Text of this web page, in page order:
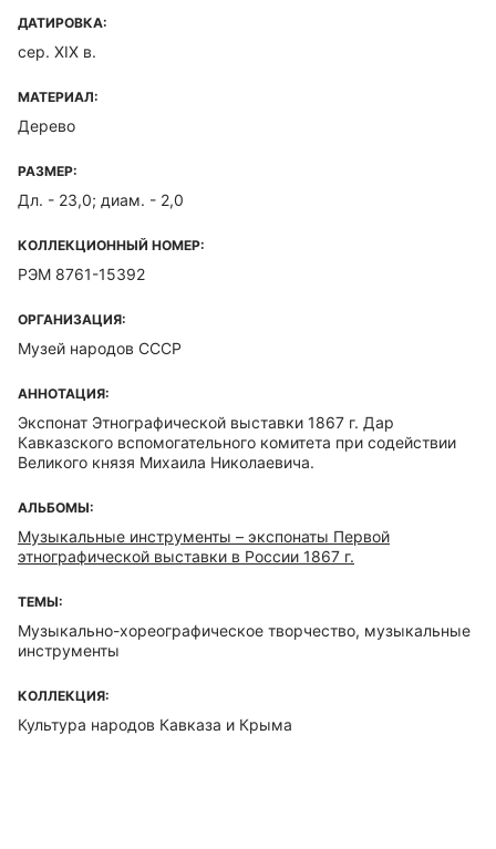
ДАТИРОВКА:
сер. XIX в.
МАТЕРИАЛ:
Дерево
РАЗМЕР:
Дл. - 23,0; диам. - 2,0
КОЛЛЕКЦИОННЫЙ НОМЕР:
РЭМ 8761-15392
ОРГАНИЗАЦИЯ:
Музей народов СССР
АННОТАЦИЯ:
Экспонат Этнографической выставки 1867 г. Дар
Кавказского вспомогательного комитета при содействии
Великого князя Михаила Николаевича.
АЛЬБОМЫ:
Музыкальные инструменты – экспонаты Первой
этнографической выставки в России 1867 г.
ТЕМЫ:
Музыкально-хореографическое творчество, музыкальные
инструменты
КОЛЛЕКЦИЯ:
Культура народов Кавказа и Крыма